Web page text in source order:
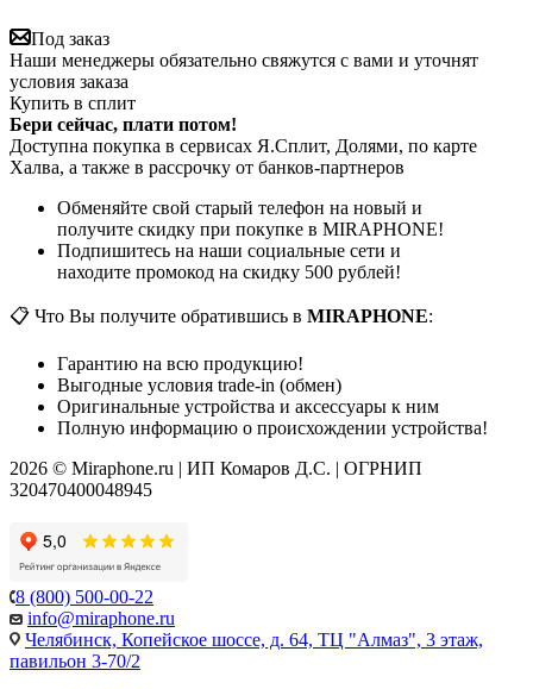
Под заказ
Наши менеджеры обязательно свяжутся с вами и уточнят
условия заказа
Купить в сплит
Бери сейчас, плати потом!
Доступна покупка в сервисах Я.Сплит, Долями, по карте
Халва, а также в рассрочку от банков-партнеров
Обменяйте свой старый телефон на новый и
получите скидку при покупке в MIRAPHONE!
Подпишитесь на наши социальные сети и
находите промокод на скидку 500 рублей!
📋 Что Вы получите обратившись в MIRAPHONE:
Гарантию на всю продукцию!
Выгодные условия trade-in (обмен)
Оригинальные устройства и аксессуары к ним
Полную информацию о происхождении устройства!
2026 © Miraphone.ru | ИП Комаров Д.С. | ОГРНИП
320470400048945
8 (800) 500-00-22
info@miraphone.ru
Челябинск, Копейское шоссе, д. 64, ТЦ "Алмаз", 3 этаж,
павильон 3-70/2